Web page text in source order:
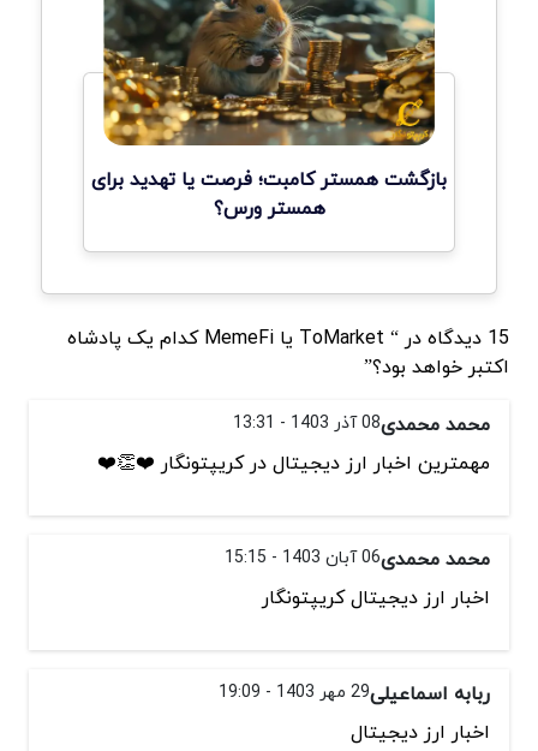
بازگشت همستر کامبت؛ فرصت یا تهدید برای
همستر ورس؟
15 دیدگاه در “ ToMarket یا MemeFi کدام یک پادشاه
اکتبر خواهد بود؟”
محمد محمدی08 آذر 1403 - 13:31
مهمترین اخبار ارز دیجیتال در کریپتونگار ❤️👏❤️
محمد محمدی06 آبان 1403 - 15:15
اخبار ارز دیجیتال کریپتونگار
ربابه اسماعیلی29 مهر 1403 - 19:09
اخبار ارز دیجیتال